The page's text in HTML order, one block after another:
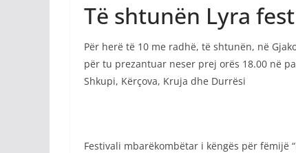
Të shtunën Lyra
Për herë të 10 me radhë, të shtunën, në
për tu prezantuar neser prej orës 18.00 në
Shkupi, Kërçova, Kruja dhe Durrësi
Festivali mbarëkombëtar i këngës për